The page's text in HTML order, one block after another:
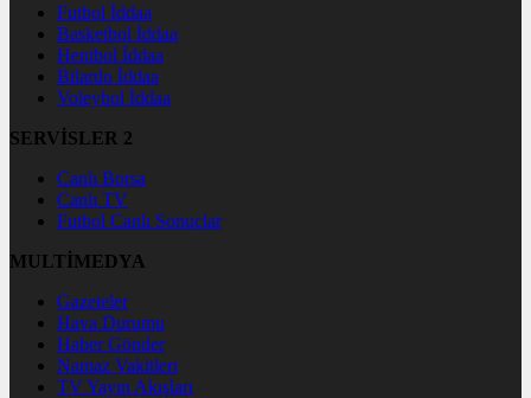
Futbol İddaa
Basketbol İddaa
Hentbol İddaa
Bilardo İddaa
Voleybol İddaa
SERVİSLER 2
Canlı Borsa
Canlı TV
Futbol Canlı Sonuçlar
MULTİMEDYA
Gazeteler
Hava Durumu
Haber Gönder
Namaz Vakitleri
TV Yayın Akışları